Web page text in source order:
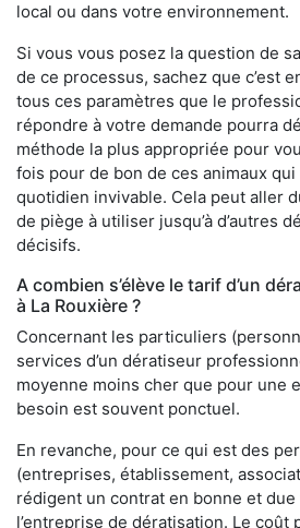
local ou dans votre environnement.
Si vous vous posez la question de
de ce processus, sachez que c’est
tous ces paramètres que le
répondre à votre demande pourra
méthode la plus appropriée pour
fois pour de bon de ces animaux
quotidien invivable. Cela peut aller
de piège à utiliser jusqu’à d’autres
décisifs.
A combien s’élève le tarif d’un
à La Rouxière ?
Concernant les particuliers
services d’un dératiseur
moyenne moins cher que pour une
besoin est souvent ponctuel.
En revanche, pour ce qui est des
(entreprises, établissement,
rédigent un contrat en bonne et
l’entreprise de dératisation. Le coût